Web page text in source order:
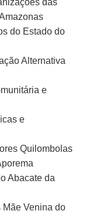
do Estado do
Alternativa
e
e
Quilombolas
Abacate da
Mãe Venina do